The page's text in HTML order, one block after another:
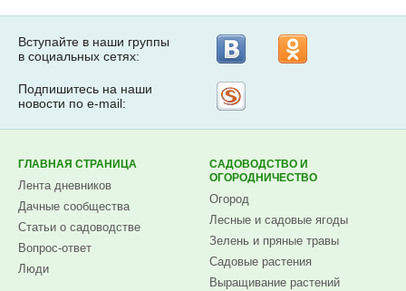
Вступайте в наши группы
в социальных сетях:
Подпишитесь на наши
новости по e-mail:
ГЛАВНАЯ СТРАНИЦА
Лента дневников
Дачные сообщества
Статьи о садоводстве
Вопрос-ответ
Люди
САДОВОДСТВО И
ОГОРОДНИЧЕСТВО
Огород
Лесные и садовые ягоды
Зелень и пряные травы
Садовые растения
Выращивание растений